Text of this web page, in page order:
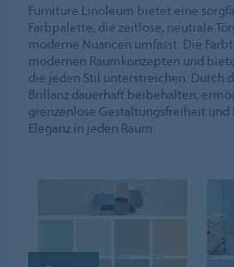
Furniture Linoleum bietet eine
Farbpalette, die zeitlose, neutrale
moderne Nuancen umfasst. Die
modernen Raumkonzepten und
die jeden Stil unterstreichen. Durch
Brillanz dauerhaft beibehalten,
grenzenlose Gestaltungsfreiheit
Eleganz in jeden Raum.